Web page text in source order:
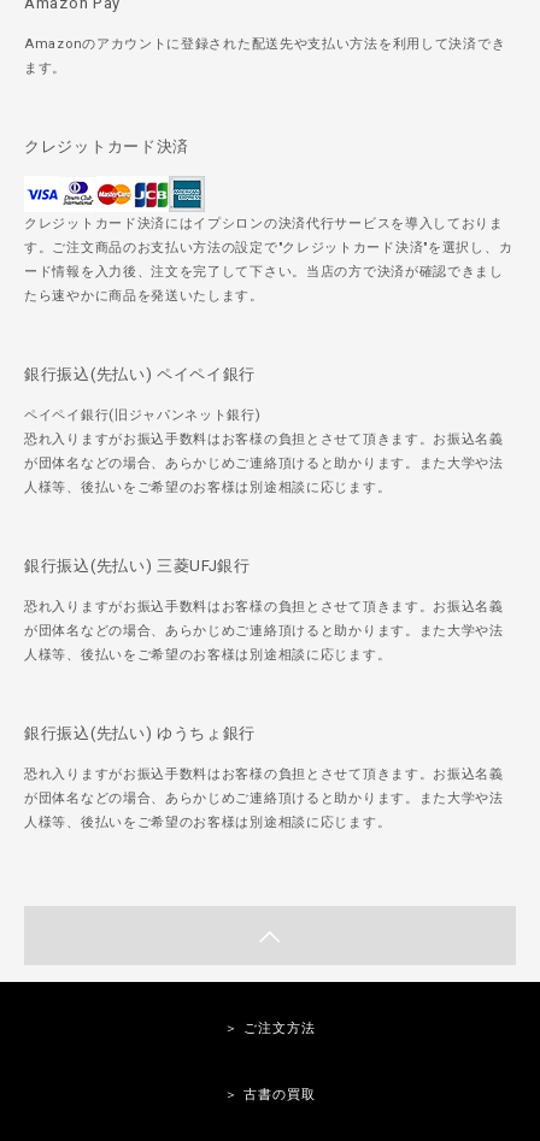
Amazonのアカウントに登録された配送先や支払い方法を利用して決済でき
ます。
クレジットカード決済
クレジットカード決済にはイプシロンの決済代行サービスを導入しておりま
す。ご注文商品のお支払い方法の設定で"クレジットカード決済"を選択し、カ
ード情報を入力後、注文を完了して下さい。当店の方で決済が確認できまし
たら速やかに商品を発送いたします。
銀行振込(先払い) ペイペイ銀行
ペイペイ銀行(旧ジャパンネット銀行)
恐れ入りますがお振込手数料はお客様の負担とさせて頂きます。お振込名義
が団体名などの場合、あらかじめご連絡頂けると助かります。また大学や法
人様等、後払いをご希望のお客様は別途相談に応じます。
銀行振込(先払い) 三菱UFJ銀行
恐れ入りますがお振込手数料はお客様の負担とさせて頂きます。お振込名義
が団体名などの場合、あらかじめご連絡頂けると助かります。また大学や法
人様等、後払いをご希望のお客様は別途相談に応じます。
銀行振込(先払い) ゆうちょ銀行
恐れ入りますがお振込手数料はお客様の負担とさせて頂きます。お振込名義
が団体名などの場合、あらかじめご連絡頂けると助かります。また大学や法
人様等、後払いをご希望のお客様は別途相談に応じます。
＞ ご注文方法
＞ 古書の買取